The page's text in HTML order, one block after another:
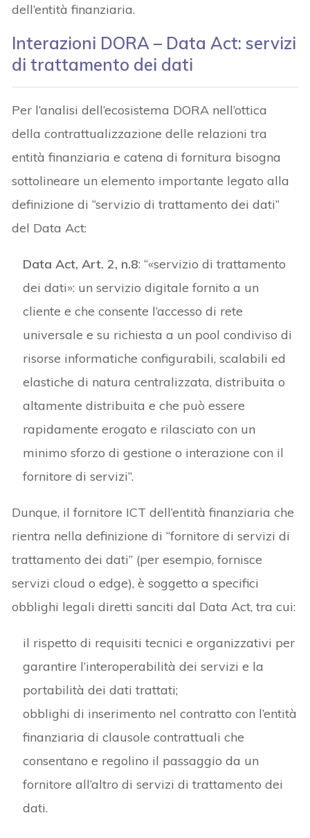
dell’entità finanziaria.
Interazioni DORA – Data Act: servizi
di trattamento dei dati
Per l’analisi dell’ecosistema DORA nell’ottica
della contrattualizzazione delle relazioni tra
entità finanziaria e catena di fornitura bisogna
sottolineare un elemento importante legato alla
definizione di “servizio di trattamento dei dati”
del Data Act:
Data Act, Art. 2, n.8: “«servizio di trattamento
dei dati»: un servizio digitale fornito a un
cliente e che consente l’accesso di rete
universale e su richiesta a un pool condiviso di
risorse informatiche configurabili, scalabili ed
elastiche di natura centralizzata, distribuita o
altamente distribuita e che può essere
rapidamente erogato e rilasciato con un
minimo sforzo di gestione o interazione con il
fornitore di servizi”.
Dunque, il fornitore ICT dell’entità finanziaria che
rientra nella definizione di “fornitore di servizi di
trattamento dei dati” (per esempio, fornisce
servizi cloud o edge), è soggetto a specifici
obblighi legali diretti sanciti dal Data Act, tra cui:
il rispetto di requisiti tecnici e organizzativi per
garantire l’interoperabilità dei servizi e la
portabilità dei dati trattati;
obblighi di inserimento nel contratto con l’entità
finanziaria di clausole contrattuali che
consentano e regolino il passaggio da un
fornitore all’altro di servizi di trattamento dei
dati.